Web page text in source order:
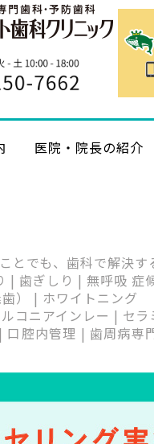
医院・院長の紹介
とでも、歯科で解決
| 歯ぎしり | 無呼吸
歯） | ホワイトニン
コニアインレー | セ
口腔内管理 | 歯周病